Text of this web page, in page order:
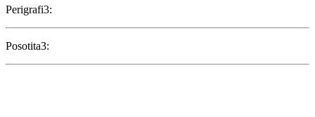
Perigrafi3:
Posotita3: